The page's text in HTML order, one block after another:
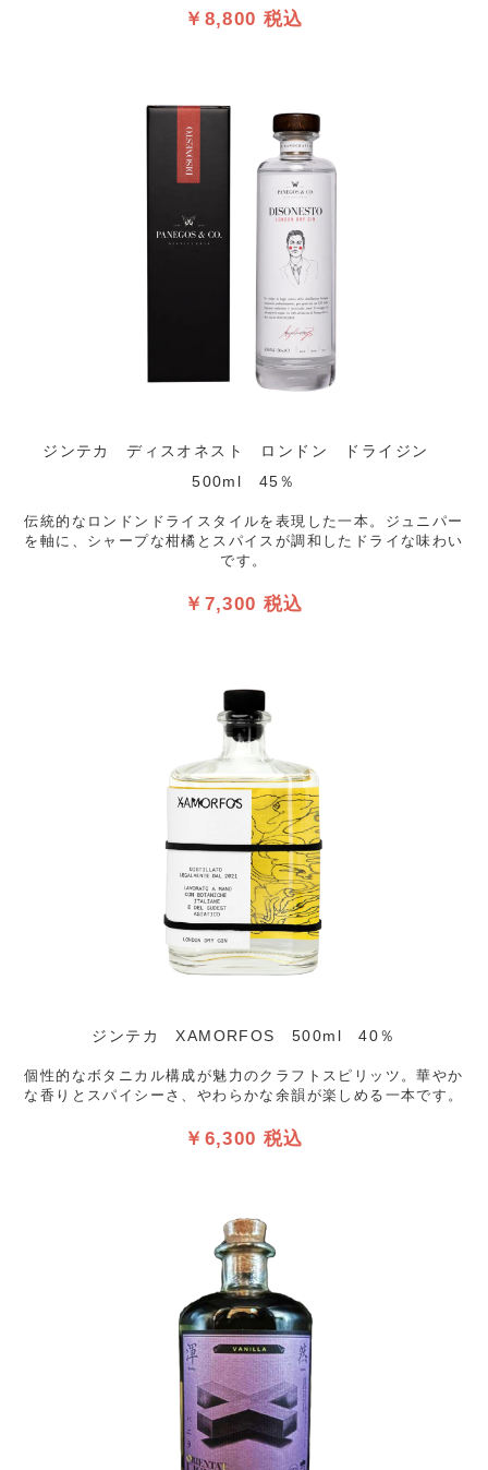
￥8,800 税込
ジンテカ ディスオネスト ロンドン ドライジン
500ml 45％
伝統的なロンドンドライスタイルを表現した一本。ジュニパー
を軸に、シャープな柑橘とスパイスが調和したドライな味わい
です。
￥7,300 税込
ジンテカ XAMORFOS 500ml 40％
個性的なボタニカル構成が魅力のクラフトスピリッツ。華やか
な香りとスパイシーさ、やわらかな余韻が楽しめる一本です。
￥6,300 税込